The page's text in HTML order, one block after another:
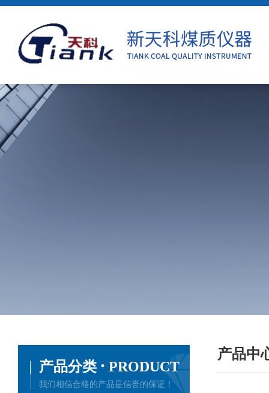
产品中
产品分类 · PRODUCT
我们相信合格的产品是信誉的保证！